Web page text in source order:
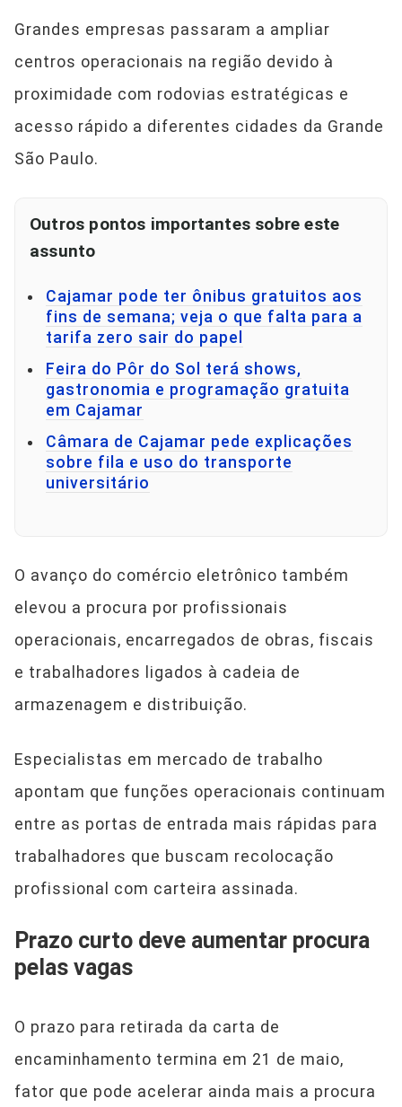
Grandes empresas passaram a ampliar
centros operacionais na região devido à
proximidade com rodovias estratégicas e
acesso rápido a diferentes cidades da Grande
São Paulo.
Outros pontos importantes sobre este
assunto
Cajamar pode ter ônibus gratuitos aos
fins de semana; veja o que falta para a
tarifa zero sair do papel
Feira do Pôr do Sol terá shows,
gastronomia e programação gratuita
em Cajamar
Câmara de Cajamar pede explicações
sobre fila e uso do transporte
universitário
O avanço do comércio eletrônico também
elevou a procura por profissionais
operacionais, encarregados de obras, fiscais
e trabalhadores ligados à cadeia de
armazenagem e distribuição.
Especialistas em mercado de trabalho
apontam que funções operacionais continuam
entre as portas de entrada mais rápidas para
trabalhadores que buscam recolocação
profissional com carteira assinada.
Prazo curto deve aumentar procura
pelas vagas
O prazo para retirada da carta de
encaminhamento termina em 21 de maio,
fator que pode acelerar ainda mais a procura